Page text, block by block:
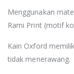
Menggunakan
Rami Print (motif
Kain Oxford
tidak menerawang.